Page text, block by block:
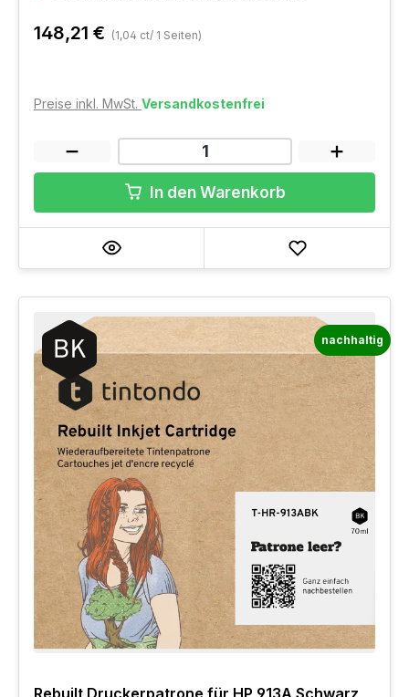
148,21 € (1,04 ct/ 1 Seiten)
Preise inkl. MwSt. Versandkostenfrei
In den Warenkorb
nachhaltig
Rebuilt Druckerpatrone für HP 913A Schwarz